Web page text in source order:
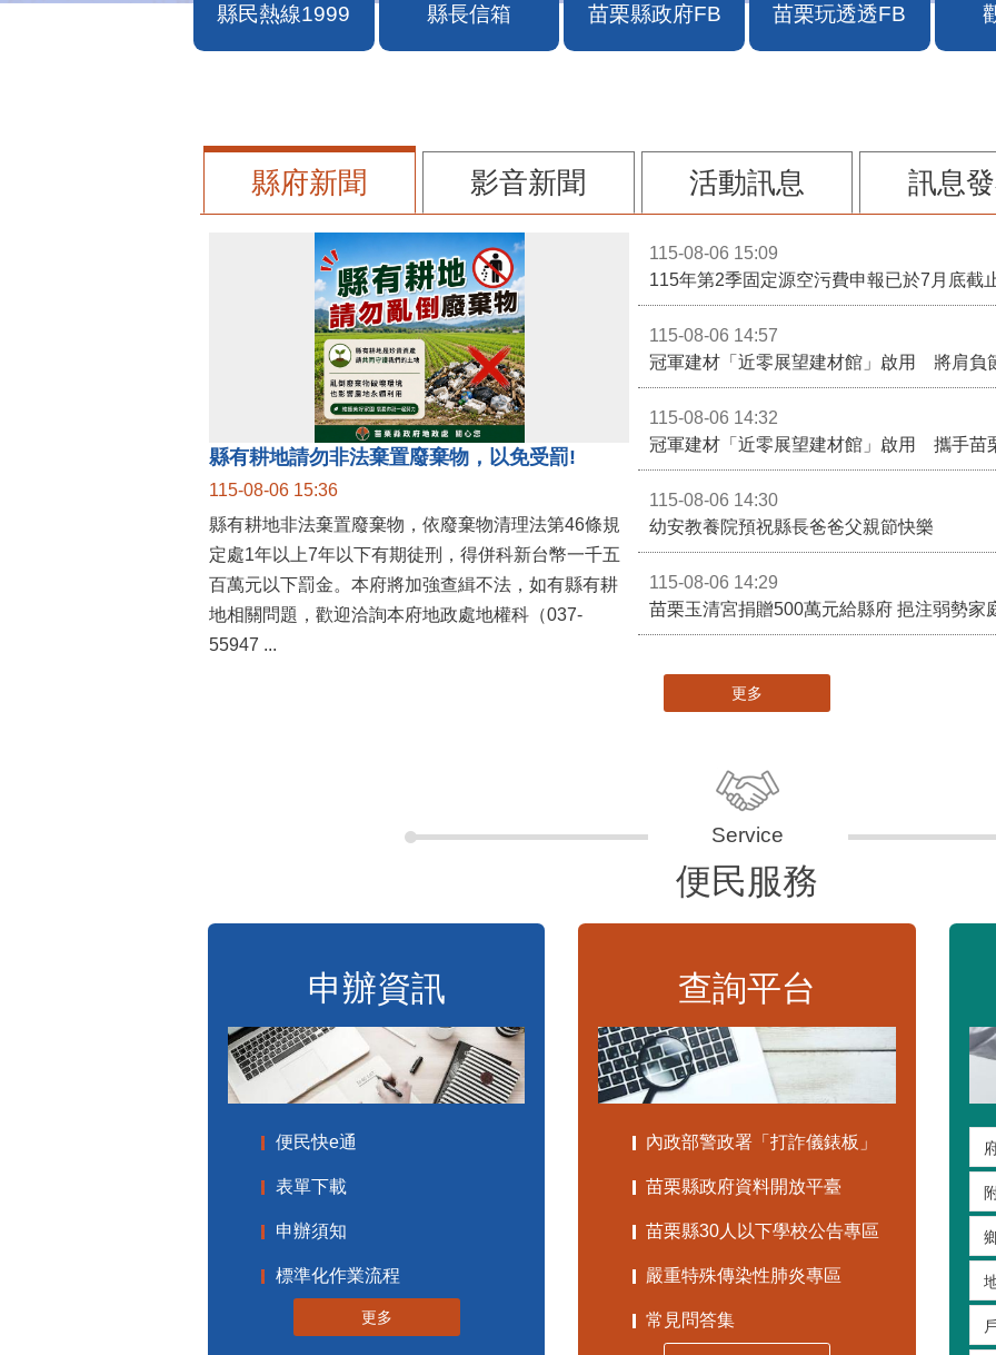
縣民熱線1999 縣長信箱 苗栗縣政府FB 苗栗玩透透FB
縣府新聞 影音新聞 活動訊息 訊息
縣有耕地請勿非法棄置廢棄物，以免受罰!
115-08-06 15:36
縣有耕地非法棄置廢棄物，依廢棄物清理法第46條規
定處1年以上7年以下有期徒刑，得併科新台幣一千五
百萬元以下罰金。本府將加強查緝不法，如有縣有耕
地相關問題，歡迎洽詢本府地政處地權科（037-
55947 ...
115-08-06 15:09
115-08-06 14:57
冠軍建材「近零展望建材館」啟用 將肩負
115-08-06 14:32
冠軍建材「近零展望建材館」啟用 攜手苗
115-08-06 14:30
幼安教養院預祝縣長爸爸父親節快樂
115-08-06 14:29
苗栗玉清宮捐贈500萬元給縣府 挹注弱勢家
更多
便民服務
申辦資訊
便民快e通
表單下載
申辦須知
標準化作業流程
更多
查詢平台
內政部警政署「打詐儀錶板」
苗栗縣政府資料開放平臺
苗栗縣30人以下學校公告專區
嚴重特殊傳染性肺炎專區
常見問答集